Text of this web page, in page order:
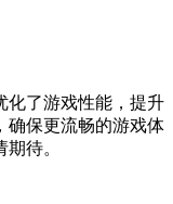
化了游戏性能，提升
确保更流畅的游戏体
待。